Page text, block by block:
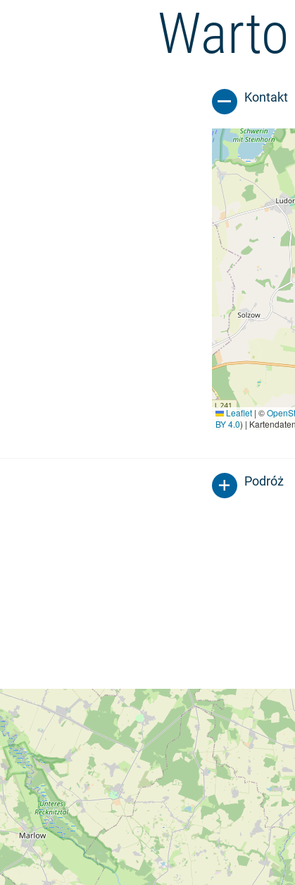
Kontakt
Leaflet | ©
BY 4.0) |
Podróż